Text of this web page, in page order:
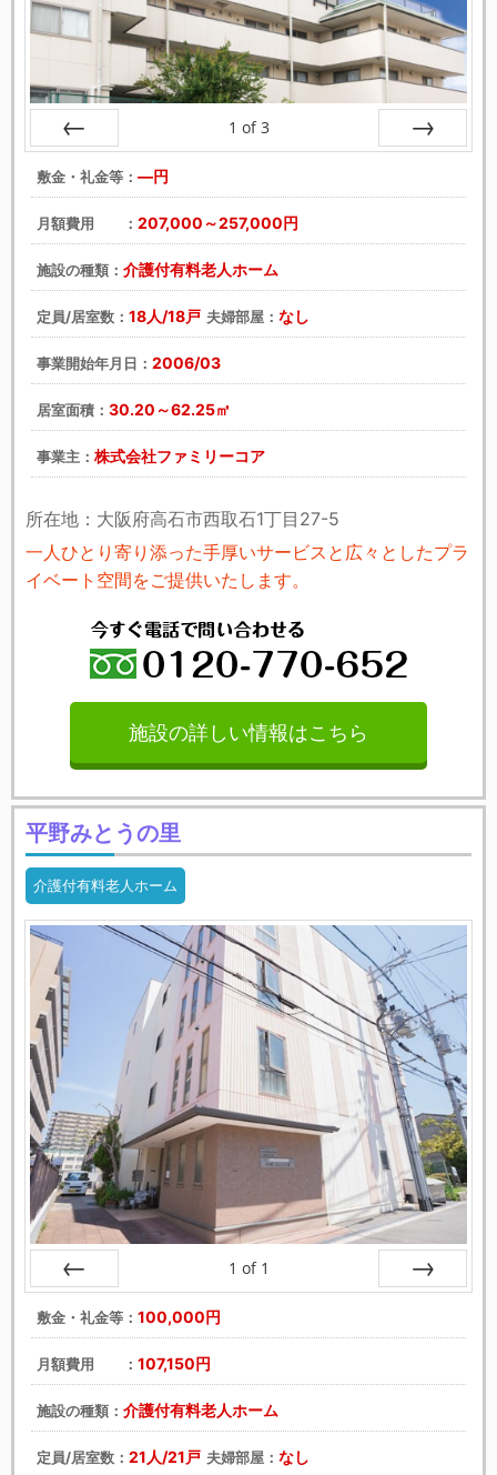
戻る
1 of 3
敷金・礼金等： ―円
月額費用 ： 207,000～257,000円
施設の種類： 介護付有料老人ホーム
定員/居室数： 18人/18戸 夫婦部屋： なし
事業開始年月日： 2006/03
居室面積： 30.20～62.25㎡
事業主： 株式会社ファミリーコア
所在地：大阪府高石市西取石1丁目27-5
一人ひとり寄り添った手厚いサービスと広々としたプラ
イベート空間をご提供いたします。
施設の詳しい情報はこちら
平野みとうの里
介護付有料老人ホーム
戻る
1 of 1
敷金・礼金等： 100,000円
月額費用 ： 107,150円
施設の種類： 介護付有料老人ホーム
定員/居室数： 21人/21戸 夫婦部屋： なし